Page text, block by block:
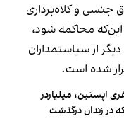
جنسی و کلاه‌برداری
سال ۲۰۱۹ پیش از این‌که محاکمه شود،
از سیاستمداران
شده است.
اپستین، میلیاردر
در زندان درگذشت